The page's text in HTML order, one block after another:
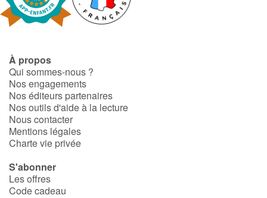
Fable, mythe, littérature et poésie
Ogres, monstres et sorcières
Héroïnes et héros
Écologie, nature, saisons
Les animaux
Voyage, épopée, enquête, aventure
À propos
Qui sommes-nous ?
Nos engagements
Nos éditeurs partenaires
Nos outils d'aide à la lecture
Nous contacter
Mentions légales
Charte vie privée
S'abonner
Les offres
Code cadeau